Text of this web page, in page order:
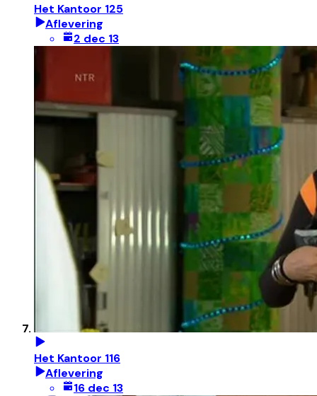
Het Kantoor 125
Aflevering
2 dec 13
Het Kantoor 116
Aflevering
16 dec 13